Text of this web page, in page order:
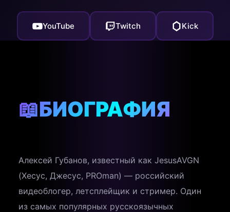
YouTube Twitch Kick
📖БИОГРАФИЯ
Алексей Губанов, известный как JesusAVGN
(Хесус, Джесус, PROman) — российский
видеоблогер, летсплейщик и стример. Один
из самых популярных русскоязычных